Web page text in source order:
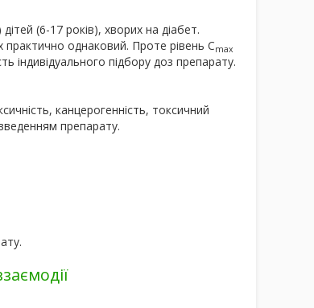
(6-17 років), хворих на діабет.
практично однаковий. Проте рівень Сmax
індивідуального підбору доз препарату.
канцерогенність, токсичний
препарату.